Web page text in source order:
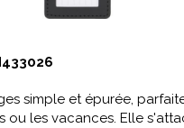
simple et épurée,
ou les vacances. Elle